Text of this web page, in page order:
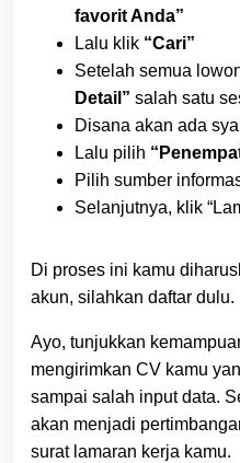
favorit Anda”
Lalu klik “Cari”
Setelah semua
Detail” salah satu
Disana akan ada
Lalu pilih
Pilih sumber
Selanjutnya, klik
Di proses ini kamu
akun, silahkan daftar dulu.
Ayo, tunjukkan
mengirimkan CV kamu
sampai salah input data.
akan menjadi
surat lamaran kerja kamu.